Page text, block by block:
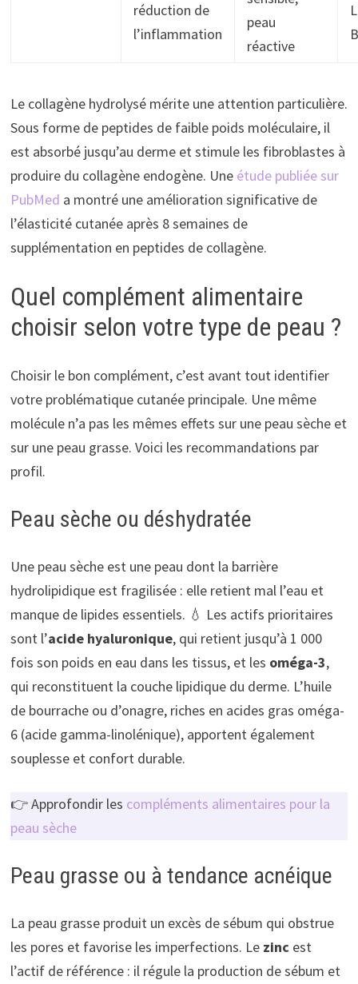
réduction de
l’inflammation
peau
réactive
Le collagène hydrolysé mérite une attention particulière.
Sous forme de peptides de faible poids moléculaire, il
est absorbé jusqu’au derme et stimule les fibroblastes à
produire du collagène endogène. Une étude publiée sur
PubMed a montré une amélioration significative de
l’élasticité cutanée après 8 semaines de
supplémentation en peptides de collagène.
Quel complément alimentaire
choisir selon votre type de peau ?
Choisir le bon complément, c’est avant tout identifier
votre problématique cutanée principale. Une même
molécule n’a pas les mêmes effets sur une peau sèche et
sur une peau grasse. Voici les recommandations par
profil.
Peau sèche ou déshydratée
Une peau sèche est une peau dont la barrière
hydrolipidique est fragilisée : elle retient mal l’eau et
manque de lipides essentiels. 💧 Les actifs prioritaires
sont l’acide hyaluronique, qui retient jusqu’à 1 000
fois son poids en eau dans les tissus, et les oméga-3,
qui reconstituent la couche lipidique du derme. L’huile
de bourrache ou d’onagre, riches en acides gras oméga-
6 (acide gamma-linolénique), apportent également
souplesse et confort durable.
👉 Approfondir les compléments alimentaires pour la
peau sèche
Peau grasse ou à tendance acnéique
La peau grasse produit un excès de sébum qui obstrue
les pores et favorise les imperfections. Le zinc est
l’actif de référence : il régule la production de sébum et